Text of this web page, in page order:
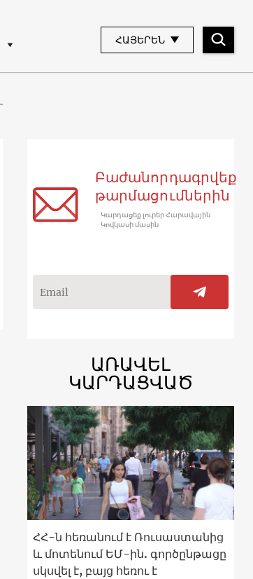
ՀԱՅԵՐԵՆ
Բաժանորդագրվեք
թարմացումներին
Կարդացեք լուրեր Հարավային
Կովկասի մասին
ԱՌԱՎԵԼ
ԿԱՐԴԱՑՎԱԾ
ՀՀ-ն հեռանում է Ռուսաստանից
և մոտենում ԵՄ-ին. գործընթացը
սկսվել է, բայց հեռու է